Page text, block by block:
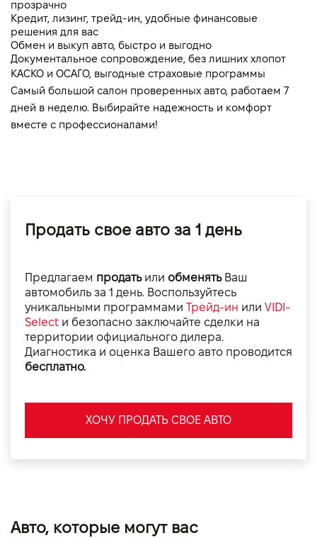
прозрачно
Кредит, лизинг, трейд-ин, удобные финансовые
решения для вас
Обмен и выкуп авто, быстро и выгодно
Документальное сопровождение, без лишних хлопот
КАСКО и ОСАГО, выгодные страховые программы
Самый большой салон проверенных авто, работаем 7
дней в неделю. Выбирайте надежность и комфорт
вместе с профессионалами!
Продать свое авто за 1 день
Предлагаем продатьили обменятьВаш
автомобиль за 1 день. Воспользуйтесь
уникальными программами Трейд-ин или VIDI-
Select и безопасно заключайте сделки на
территории официального дилера.
Диагностика и оценка Вашего авто проводится
бесплатно.
ХОЧУ ПРОДАТЬ СВОЕ АВТО
Авто, которые могут вас